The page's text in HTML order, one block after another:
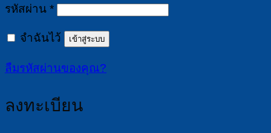
รหัสผ่าน *ต้องการ
จำฉันไว้ เข้าสู่ระบบ
ลืมรหัสผ่านของคุณ?
ลงทะเบียน